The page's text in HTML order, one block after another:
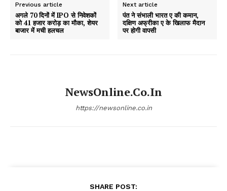
Previous article
अगले 70 दिनों में IPO से निवेशकों
को 41 हजार करोड़ का मौका, शेयर
बाजार में मची हलचल
Next article
पंत ने संभाली भारत ए की कमान,
दक्षिण अफ्रीका ए के खिलाफ मैदान
पर होगी वापसी
NewsOnline.co.in
https://newsonline.co.in
SHARE POST: